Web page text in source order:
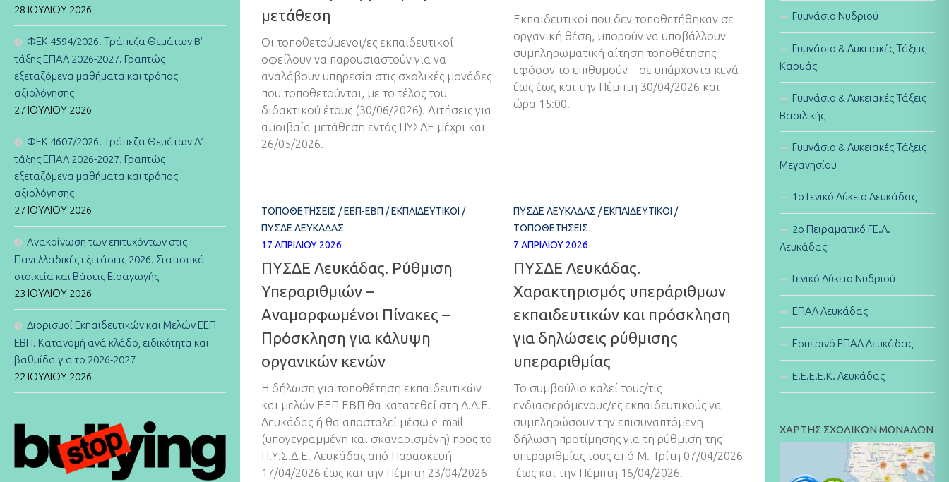
μετάθεση
Οι τοποθετούμενοι/ες εκπαιδευτικοί
οφείλουν να παρουσιαστούν για να
αναλάβουν υπηρεσία στις σχολικές μονάδες
που τοποθετούνται, με το τέλος του
διδακτικού έτους (30/06/2026). Αιτήσεις για
αμοιβαία μετάθεση εντός ΠΥΣΔΕ μέχρι και
26/05/2026.
Εκπαιδευτικοί που δεν τοποθετήθηκαν σε
οργανική θέση, μπορούν να υποβάλλουν
συμπληρωματική αίτηση τοποθέτησης –
εφόσον το επιθυμούν – σε υπάρχοντα κενά
έως έως και την Πέμπτη 30/04/2026 και
ώρα 15:00.
ΤΟΠΟΘΕΤΉΣΕΙΣ /ΕΕΠ-ΕΒΠ /ΕΚΠΑΙΔΕΥΤΙΚΟΊ /
ΠΥΣΔΕ ΛΕΥΚΆΔΑΣ
17 ΑΠΡΙΛΊΟΥ 2026
ΠΥΣΔΕ Λευκάδας. Ρύθμιση
Υπεραριθμιών –
Αναμορφωμένοι Πίνακες –
Πρόσκληση για κάλυψη
οργανικών κενών
Η δήλωση για τοποθέτηση εκπαιδευτικών
και μελών ΕΕΠ ΕΒΠ θα κατατεθεί στη Δ.Δ.Ε.
Λευκάδας ή θα αποσταλεί μέσω e-mail
(υπογεγραμμένη και σκαναρισμένη) προς το
Π.Υ.Σ.Δ.Ε. Λευκάδας από Παρασκευή
17/04/2026 έως και την Πέμπτη 23/04/2026
ΠΥΣΔΕ ΛΕΥΚΆΔΑΣ /ΕΚΠΑΙΔΕΥΤΙΚΟΊ /
ΤΟΠΟΘΕΤΉΣΕΙΣ
7 ΑΠΡΙΛΊΟΥ 2026
ΠΥΣΔΕ Λευκάδας.
Χαρακτηρισμός υπεράριθμων
εκπαιδευτικών και πρόσκληση
για δηλώσεις ρύθμισης
υπεραριθμίας
Το συμβούλιο καλεί τους/τις
ενδιαφερόμενους/ες εκπαιδευτικούς να
συμπληρώσουν την επισυναπτόμενη
δήλωση προτίμησης για τη ρύθμιση της
υπεραριθμίας τους από Μ. Τρίτη 07/04/2026
έως και την Πέμπτη 16/04/2026.
28 ΙΟΥΛΊΟΥ 2026
ΦΕΚ 4594/2026. Τράπεζα Θεμάτων B’
τάξης ΕΠΑΛ 2026-2027. Γραπτώς
εξεταζόμενα μαθήματα και τρόπος
αξιολόγησης
27 ΙΟΥΛΊΟΥ 2026
ΦΕΚ 4607/2026. Τράπεζα Θεμάτων Α’
τάξης ΕΠΑΛ 2026-2027. Γραπτώς
εξεταζόμενα μαθήματα και τρόπος
αξιολόγησης
27 ΙΟΥΛΊΟΥ 2026
Ανακοίνωση των επιτυχόντων στις
Πανελλαδικές εξετάσεις 2026. Στατιστικά
στοιχεία και Βάσεις Εισαγωγής
23 ΙΟΥΛΊΟΥ 2026
Διορισμοί Εκπαιδευτικών και Μελών ΕΕΠ
ΕΒΠ. Κατανομή ανά κλάδο, ειδικότητα και
βαθμίδα για το 2026-2027
22 ΙΟΥΛΊΟΥ 2026
Γυμνάσιο Νυδριού
Γυμνάσιο & Λυκειακές Τάξεις
Καρυάς
Γυμνάσιο & Λυκειακές Τάξεις
Βασιλικής
Γυμνάσιο & Λυκειακές Τάξεις
Μεγανησίου
1ο Γενικό Λύκειο Λευκάδας
2ο Πειραματικό ΓΕ.Λ.
Λευκάδας
Γενικό Λύκειο Νυδριού
ΕΠΑΛ Λευκάδας
Εσπερινό ΕΠΑΛ Λευκάδας
E.E.E.E.K. Λευκάδας
ΧΑΡΤΗΣ ΣΧΟΛΙΚΩΝ ΜΟΝΑΔΩΝ